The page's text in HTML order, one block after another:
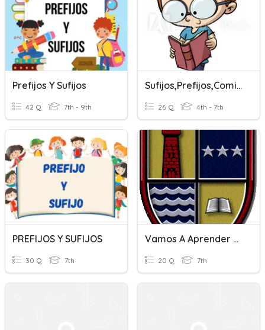
Prefijos Y Sufijos
42 Q 7th - 9th
Sufijos,prefijos,comic Y Biografía
26 Q 4th - 7th
PREFIJOS Y SUFIJOS
30 Q 7th
Vamos A Aprender Prefijos Y Sufijos En El Torremar
20 Q 7th